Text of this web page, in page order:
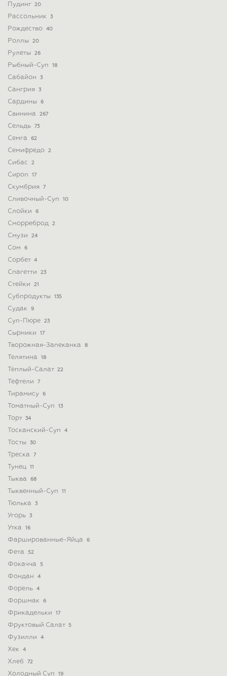
Пудинг 20
Рассольник 3
Рождество 40
Роллы 20
Рулеты 26
Рыбный-Суп 18
Сабайон 3
Сангрия 3
Сардины 6
Свинина 267
Сельдь 73
Семга 62
Семифредо 2
Сибас 2
Сироп 17
Скумбрия 7
Сливочный-Суп 10
Слойки 6
Сморреброд 2
Смузи 24
Сом 6
Сорбет 4
Спагетти 23
Стейки 21
Субпродукты 135
Судак 9
Суп-Пюре 23
Сырники 17
Творожная-Запеканка 8
Телятина 18
Теплый-Салат 22
Тефтели 7
Тирамису 6
Томатный-Суп 13
Торт 34
Тосканский-Суп 4
Тосты 30
Треска 7
Тунец 11
Тыква 68
Тыквенный-Суп 11
Тюлька 3
Угорь 3
Утка 16
Фаршированные-Яйца 6
Фета 52
Фокачча 5
Фондан 4
Форель 4
Форшмак 6
Фрикадельки 17
Фруктовый Салат 5
Фузилли 4
Хек 4
Хлеб 72
Холодный Суп 19